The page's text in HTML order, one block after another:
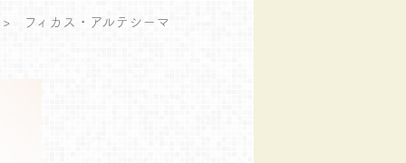
> フィカス・アルテシーマ